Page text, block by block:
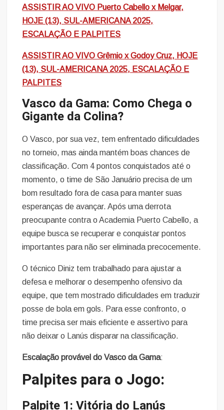
ASSISTIR AO VIVO Puerto Cabello x Melgar,
HOJE (13), SUL-AMERICANA 2025,
ESCALAÇÃO E PALPITES
ASSISTIR AO VIVO Grêmio x Godoy Cruz, HOJE
(13), SUL-AMERICANA 2025, ESCALAÇÃO E
PALPITES
Vasco da Gama: Como Chega o
Gigante da Colina?
O Vasco, por sua vez, tem enfrentado dificuldades
no torneio, mas ainda mantém boas chances de
classificação. Com 4 pontos conquistados até o
momento, o time de São Januário precisa de um
bom resultado fora de casa para manter suas
esperanças de avançar. Após uma derrota
preocupante contra o Academia Puerto Cabello, a
equipe busca se recuperar e conquistar pontos
importantes para não ser eliminada precocemente.
O técnico Diniz tem trabalhado para ajustar a
defesa e melhorar o desempenho ofensivo da
equipe, que tem mostrado dificuldades em traduzir
posse de bola em gols. Para esse confronto, o
time precisa ser mais eficiente e assertivo para
não deixar o Lanús disparar na classificação.
Escalação provável do Vasco da Gama:
Palpites para o Jogo:
Palpite 1: Vitória do Lanús